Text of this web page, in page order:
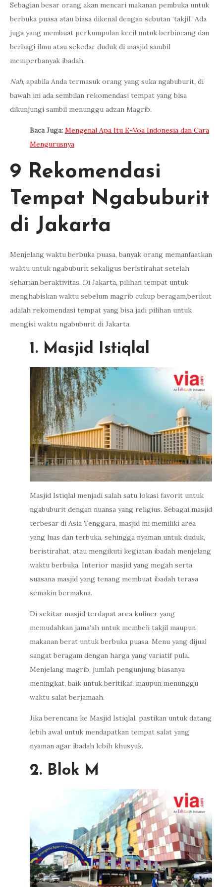
Sebagian besar orang akan mencari makanan pembuka untuk
berbuka puasa atau biasa dikenal dengan sebutan ‘takjil’. Ada
juga yang membuat perkumpulan kecil untuk berbincang dan
berbagi ilmu atau sekedar duduk di masjid sambil
memperbanyak ibadah.
Nah, apabila Anda termasuk orang yang suka ngabuburit, di
bawah ini ada sembilan rekomendasi tempat yang bisa
dikunjungi sambil menunggu adzan Magrib.
Baca Juga: Mengenal Apa Itu E-Voa Indonesia dan Cara
Mengurusnya
9 Rekomendasi
Tempat Ngabuburit
di Jakarta
Menjelang waktu berbuka puasa, banyak orang memanfaatkan
waktu untuk ngabuburit sekaligus beristirahat setelah
seharian beraktivitas. Di Jakarta, pilihan tempat untuk
menghabiskan waktu sebelum magrib cukup beragam,berikut
adalah rekomendasi tempat yang bisa jadi pilihan untuk
mengisi waktu ngabuburit di Jakarta.
1. Masjid Istiqlal
Masjid Istiqlal menjadi salah satu lokasi favorit untuk
ngabuburit dengan nuansa yang religius. Sebagai masjid
terbesar di Asia Tenggara, masjid ini memiliki area
yang luas dan terbuka, sehingga nyaman untuk duduk,
beristirahat, atau mengikuti kegiatan ibadah menjelang
waktu berbuka. Interior masjid yang megah serta
suasana masjid yang tenang membuat ibadah terasa
semakin bermakna.
Di sekitar masjid terdapat area kuliner yang
memudahkan jama’ah untuk membeli takjil maupun
makanan berat untuk berbuka puasa. Menu yang dijual
sangat beragam dengan harga yang variatif pula.
Menjelang magrib, jumlah pengunjung biasanya
meningkat, baik untuk beritikaf, maupun menunggu
waktu salat berjamaah.
Jika berencana ke Masjid Istiqlal, pastikan untuk datang
lebih awal untuk mendapatkan tempat salat yang
nyaman agar ibadah lebih khusyuk.
2. Blok M